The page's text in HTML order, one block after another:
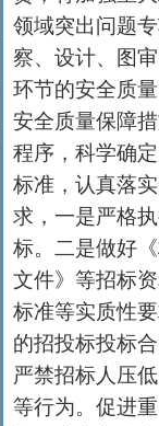
领域突出问题
察、设计、图
环节的安全质
安全质量保障
程序，科学确
标准，认真落
求，一是严格
标。二是做好
文件》等招标
标准等实质性
的招投标投标
严禁招标人压
等行为。促进